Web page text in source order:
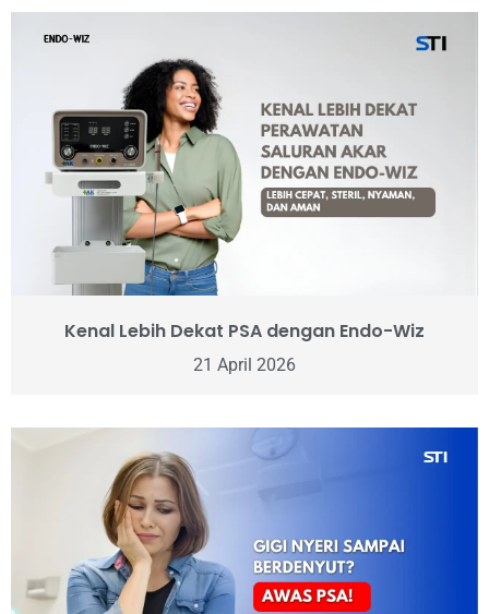
Kenal Lebih Dekat PSA dengan Endo-Wiz
21 April 2026